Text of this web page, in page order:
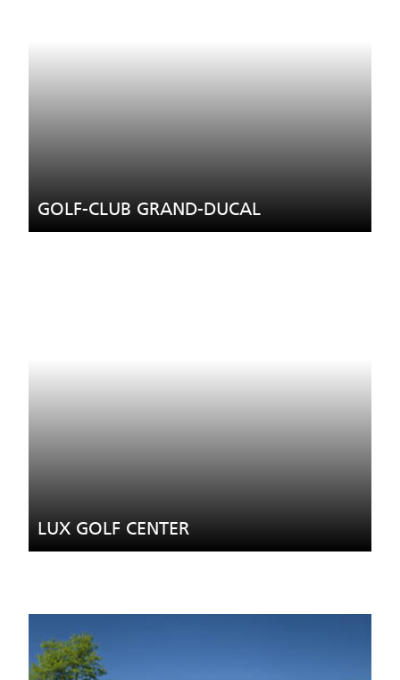
GOLF-CLUB GRAND-DUCAL
LUX GOLF CENTER